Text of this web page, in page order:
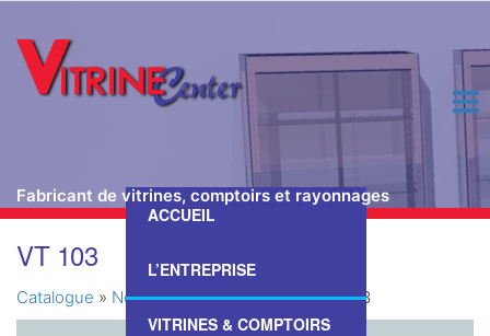
Fabricant de vitrines, comptoirs et rayonnages
ACCUEIL
L’ENTREPRISE
VITRINES & COMPTOIRS
VT 103
Catalogue » Nos Vitrines & Comptoirs»VT 103